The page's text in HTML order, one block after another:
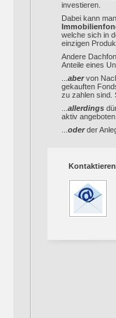
investieren.
Dabei kann
welche sich in
einzigen
Andere
Anteile eines
abervon
gekauften
zu zahlen sind.
allerdings
aktiv
oderder